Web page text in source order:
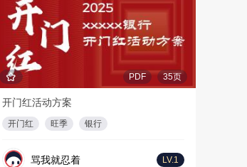
PDF 35页
开门红活动方案
开门红 旺季 银行
骂我就忍着 LV.1